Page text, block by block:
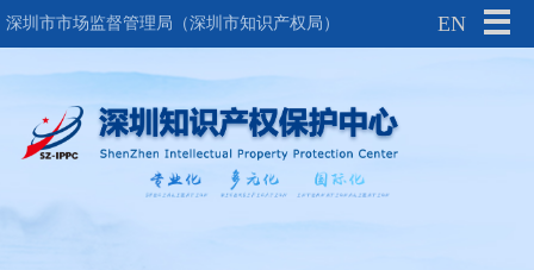
深圳市市场监督管理局（深圳市知识产权局） EN